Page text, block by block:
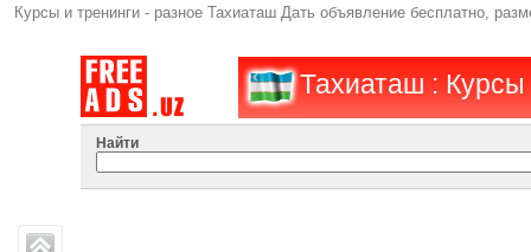
Курсы и тренинги - разное Тахиаташ Дать объявление бесплатно,
Тахиаташ : Курсы
Найти